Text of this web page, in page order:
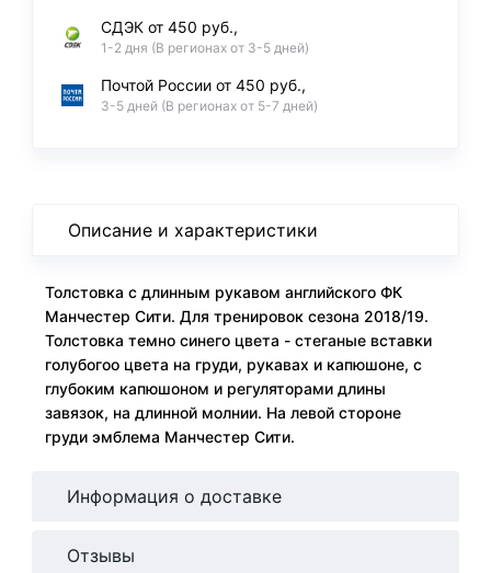
СДЭК от 450 руб.,
1-2 дня (В регионах от 3-5 дней)
Почтой России от 450 руб.,
3-5 дней (В регионах от 5-7 дней)
Описание и характеристики
Толстовка с длинным рукавом английского ФК
Манчестер Сити. Для тренировок сезона 2018/19.
Толстовка темно синего цвета - стеганые вставки
голубогоо цвета на груди, рукавах и капюшоне, с
глубоким капюшоном и регуляторами длины
завязок, на длинной молнии. На левой стороне
груди эмблема Манчестер Сити.
Информация о доставке
Отзывы